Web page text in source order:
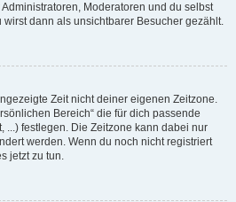
Moderatoren und du selbst
dann als unsichtbarer Besucher gezählt.
Zeit nicht deiner eigenen Zeitzone.
Bereich“ die für dich passende
...) festlegen. Die Zeitzone kann dabei nur
werden. Wenn du noch nicht registriert
jetzt zu tun.